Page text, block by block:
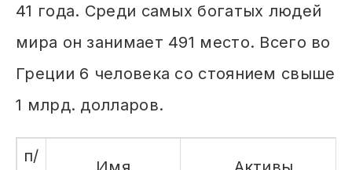
41 года. Среди самых богатых людей
мира он занимает 491 место. Всего во
Греции 6 человека со стоянием свыше
1 млрд. долларов.
п/